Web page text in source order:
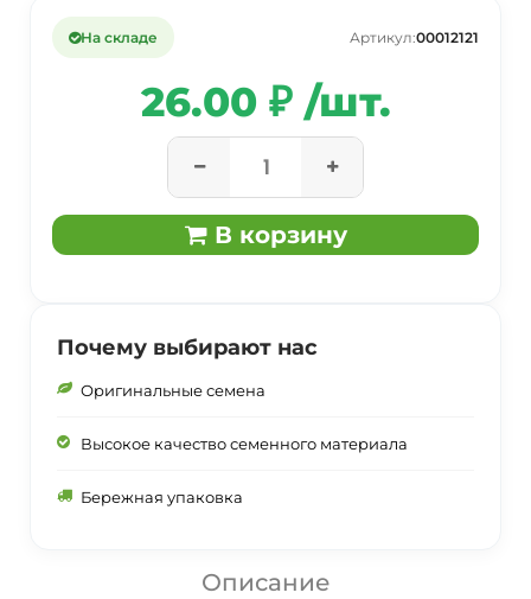
На складе Артикул:00012121
26.00 ₽ /шт.
В корзину
Почему выбирают нас
Оригинальные семена
Высокое качество семенного материала
Бережная упаковка
Описание